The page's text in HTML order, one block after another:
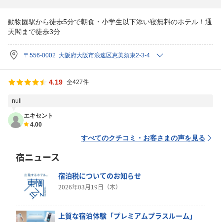
動物園駅から徒歩5分で朝食・小学生以下添い寝無料のホテル！通
天閣まで徒歩3分
〒556-0002 大阪府大阪市浪速区恵美須東2-3-4
4.19 全427件
null
エキセント
4.00
すべてのクチコミ・お客さまの声を見る
宿ニュース
宿泊税についてのお知らせ
2026年03月19日（木）
上質な宿泊体験「プレミアムプラスルーム」